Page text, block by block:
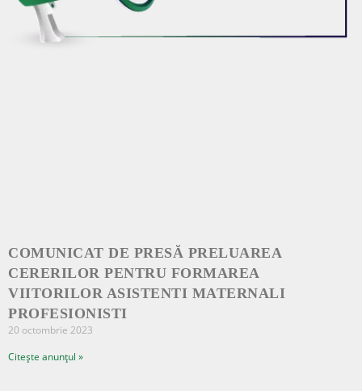
COMUNICAT DE PRESĂ PRELUAREA
CERERILOR PENTRU FORMAREA
VIITORILOR ASISTENTI MATERNALI
PROFESIONISTI
20 octombrie 2023
Citește anunțul »